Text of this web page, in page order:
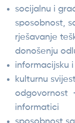
socijalnu i
sposobnost,
rješavanje
donošenju
informacijsku
kulturnu
odgovornost
informatici